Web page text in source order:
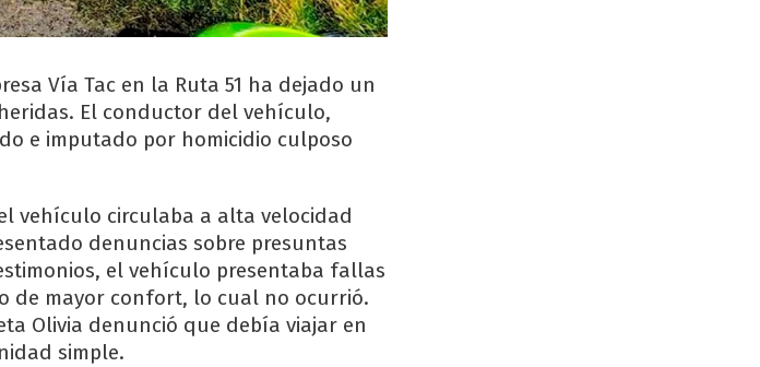
Vía Tac en la Ruta 51 ha dejado un
El conductor del vehículo,
e imputado por homicidio culposo
vehículo circulaba a alta velocidad
denuncias sobre presuntas
el vehículo presentaba fallas
de mayor confort, lo cual no ocurrió.
Olivia denunció que debía viajar en
simple.